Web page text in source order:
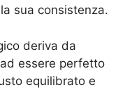
sua consistenza.
deriva da
essere perfetto
equilibrato e